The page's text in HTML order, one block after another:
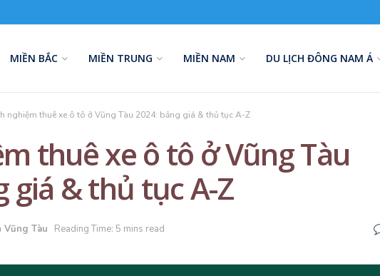
MIỀN BẮC MIỀN TRUNG MIỀN NAM DU LỊCH ĐÔNG NAM Á
nghiệm thuê xe ô tô ở Vũng Tàu 2024: bảng giá & thủ tục A-Z
thuê xe ô tô ở Vũng Tàu
giá & thủ tục A-Z
Vũng Tàu Reading Time: 5 mins read